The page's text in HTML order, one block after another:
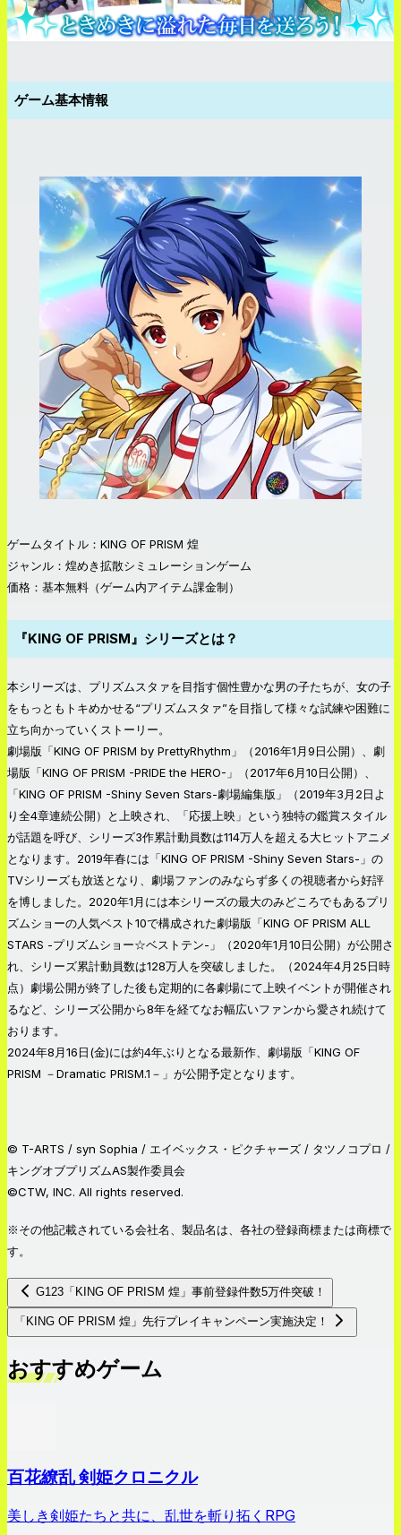
ゲーム基本情報
ゲームタイトル：KING OF PRISM 煌
ジャンル：煌めき拡散シミュレーションゲーム
価格：基本無料（ゲーム内アイテム課金制）
『KING OF PRISM』シリーズとは？
本シリーズは、プリズムスタァを目指す個性豊かな男の子たちが、女の子
をもっともトキめかせる“プリズムスタァ”を目指して様々な試練や困難に
立ち向かっていくストーリー。
劇場版「KING OF PRISM by PrettyRhythm」（2016年1月9日公開）、劇
場版「KING OF PRISM -PRIDE the HERO-」（2017年6月10日公開）、
「KING OF PRISM -Shiny Seven Stars-劇場編集版」（2019年3月2日よ
り全4章連続公開）と上映され、「応援上映」という独特の鑑賞スタイル
が話題を呼び、シリーズ3作累計動員数は114万人を超える大ヒットアニメ
となります。2019年春には「KING OF PRISM -Shiny Seven Stars-」の
TVシリーズも放送となり、劇場ファンのみならず多くの視聴者から好評
を博しました。2020年1月には本シリーズの最大のみどころでもあるプリ
ズムショーの人気ベスト10で構成された劇場版「KING OF PRISM ALL
STARS -プリズムショー☆ベストテン-」（2020年1月10日公開）が公開さ
れ、シリーズ累計動員数は128万人を突破しました。（2024年4月25日時
点）劇場公開が終了した後も定期的に各劇場にて上映イベントが開催され
るなど、シリーズ公開から8年を経てなお幅広いファンから愛され続けて
おります。
2024年8月16日(金)には約4年ぶりとなる最新作、劇場版「KING OF
PRISM －Dramatic PRISM.1－」が公開予定となります。
© T-ARTS / syn Sophia / エイベックス・ピクチャーズ / タツノコプロ /
キングオブプリズムAS製作委員会
©CTW, INC. All rights reserved.
※その他記載されている会社名、製品名は、各社の登録商標または商標で
す。
G123「KING OF PRISM 煌」事前登録件数5万件突破！
「KING OF PRISM 煌」先行プレイキャンペーン実施決定！
おすすめゲーム
百花繚乱 剣姫クロニクル
美しき剣姫たちと共に、乱世を斬り拓くRPG